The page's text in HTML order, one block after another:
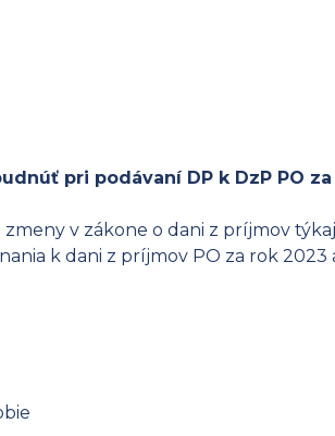
pri podávaní DP k DzP PO
v zákone o dani z príjmov
k dani z príjmov PO za rok